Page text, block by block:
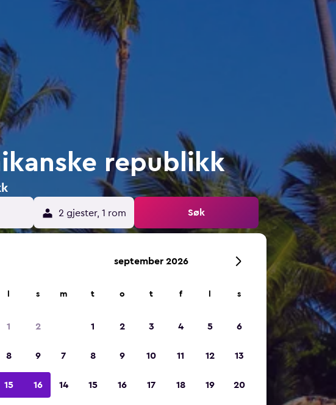
republikk
2 gjester, 1 rom Søk
s
1 2
8 9
15 16
september 2026
m t o t f s
1 2 3 4 5 6
7 8 9 10 11 12 13
14 15 16 17 18 19 20